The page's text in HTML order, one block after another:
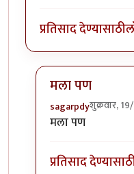
प्रतिसाद देण्यासाठी
मला पण
sagarpdyशुक्रवार,
In reply to
मला पण
प्रतिसाद